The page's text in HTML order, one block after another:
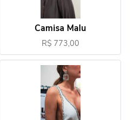
Camisa Malu
R$ 773,00